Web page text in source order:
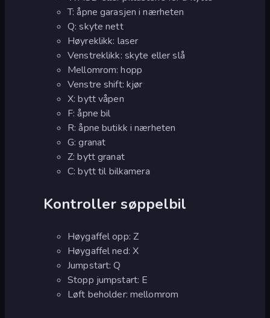
T: åpne garasjen i nærheten
Q: skyte nett
Høyreklikk: laser
Venstreklikk: skyte eller slå
Mellomrom: hopp
Venstre shift: kjør
X: bytt våpen
F: åpne bil
R: åpne butikk i nærheten
G: granat
Z: bytt granat
C: bytt til bilkamera
Kontroller søppelbil
Høygaffel opp: Z
Høygaffel ned: X
Jumpstart: Q
Stopp jumpstart: E
Løft beholder: mellomrom